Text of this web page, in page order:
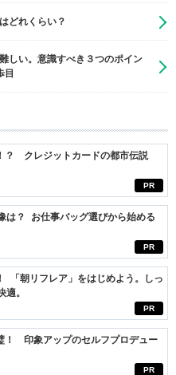
どれくらい？
しい。意識すべき３つのポイン
目
PR
？ クレジットカードの都市伝説
PR
は？ お仕事バッグ選びから始める
PR
「朝リフレア」をはじめよう。しっ
。
PR
！ 印象アップのセルフプロデュー